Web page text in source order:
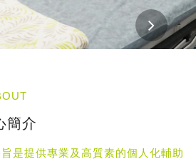
簡介
是提供專業及高質素的個人化輔助